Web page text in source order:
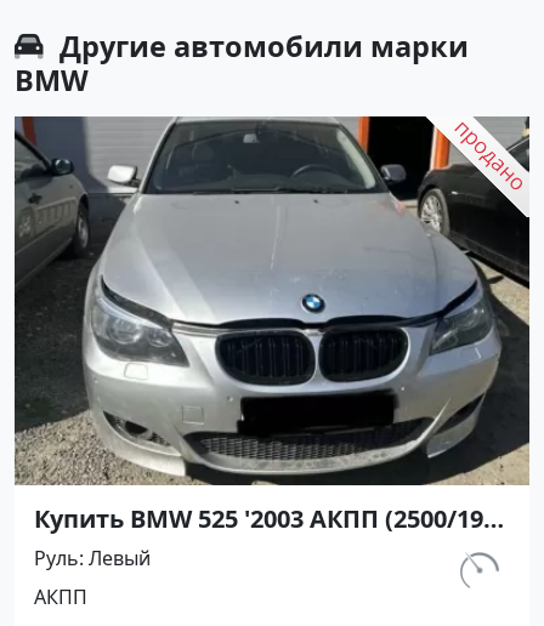
Другие автомобили марки
BMW
Купить BMW 525 '2003 АКПП (2500/192
л.с.) Бензин инжектор Казанская
цвет Серебро Седан по цене 530000
рублей, объявление №27365 на сайте
км.
Руль Левый
АКПП